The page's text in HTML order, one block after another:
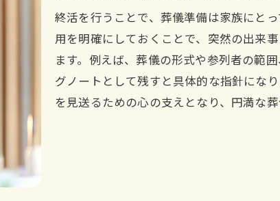
終活を活用した費用分担の話し合いポイント
お金の不安を終活で解消し穏やかな葬儀へ
終活メディアで得る費用節約の最新情報
終活経験者の声から学ぶ費用対策の実践例
スムーズな手続きには終活が役立つ理由
終活が葬儀の書類手続きを簡単にするコツ
終活で備えると手続きがスムーズに進む理由
終活が速やかな葬儀後手続きに大切な理由
終活を行うことで、葬儀準備は家族にと
用を明確にしておくことで、突然の出来
ます。例えば、葬儀の形式や参列者の範
グノートとして残すと具体的な指針にな
を見送るための心の支えとなり、円満な